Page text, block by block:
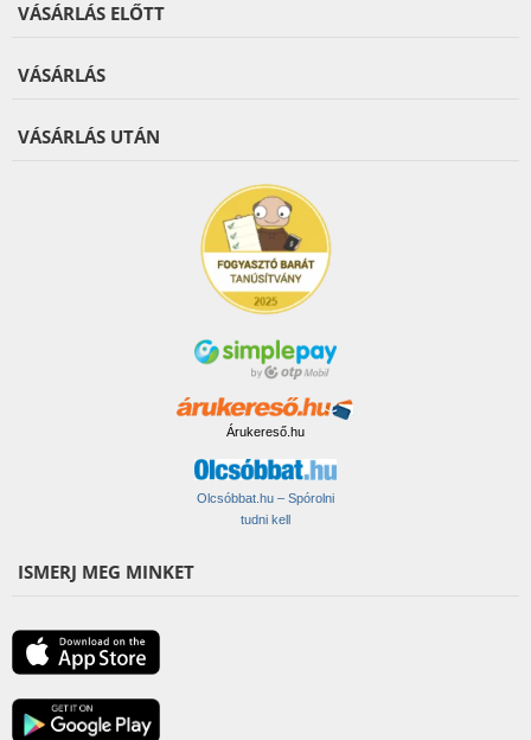
VÁSÁRLÁS ELŐTT
VÁSÁRLÁS
VÁSÁRLÁS UTÁN
Árukereső.hu
Olcsóbbat.hu – Spórolni
tudni kell
ISMERJ MEG MINKET